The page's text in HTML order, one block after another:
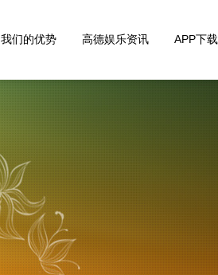
我们的优势 高德娱乐资讯 APP下载